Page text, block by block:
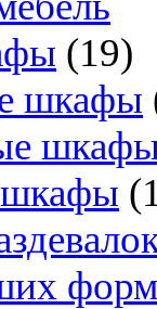
(19)
шкафы
шкафы